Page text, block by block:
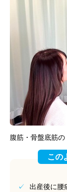
腹筋・骨盤底筋
この
✓ 出産後に腰